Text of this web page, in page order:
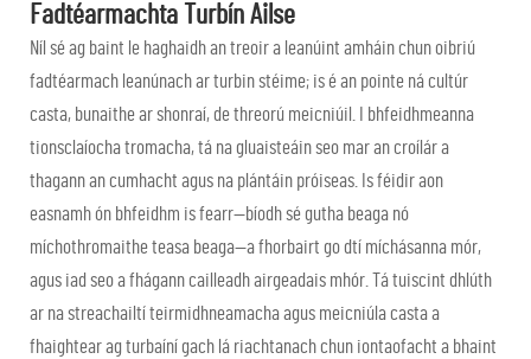
Fadtéarmachta Turbín Ailse
Níl sé ag baint le haghaidh an treoir a leanúint amháin chun oibriú
fadtéarmach leanúnach ar turbin stéime; is é an pointe ná cultúr
casta, bunaithe ar shonraí, de threorú meicniúil. I bhfeidhmeanna
tionsclaíocha tromacha, tá na gluaisteáin seo mar an croílár a
thagann an cumhacht agus na plántáin próiseas. Is féidir aon
easnamh ón bhfeidhm is fearr—bíodh sé gutha beaga nó
míchothromaithe teasa beaga—a fhorbairt go dtí míchásanna mór,
agus iad seo a fhágann cailleadh airgeadais mhór. Tá tuiscint dhlúth
ar na streachailtí teirmidhneamacha agus meicniúla casta a
fhaightear ag turbaíní gach lá riachtanach chun iontaofacht a bhaint